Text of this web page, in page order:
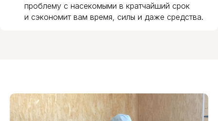
проблему с насекомыми в кратчайший срок
и сэкономит вам время, силы и даже средства.